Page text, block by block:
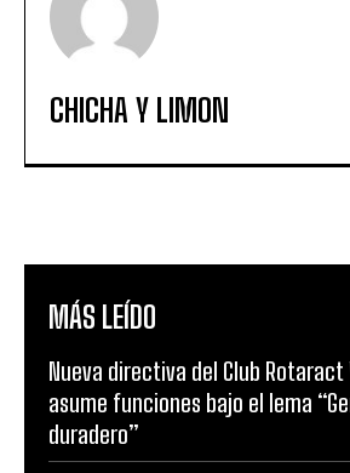
CHICHA Y LIMON
MÁS LEÍDO
Nueva directiva del Club Rotaract
asume funciones bajo el lema
duradero”